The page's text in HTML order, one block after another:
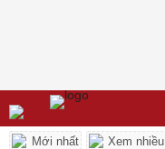
Mới nhất Xem nhiều